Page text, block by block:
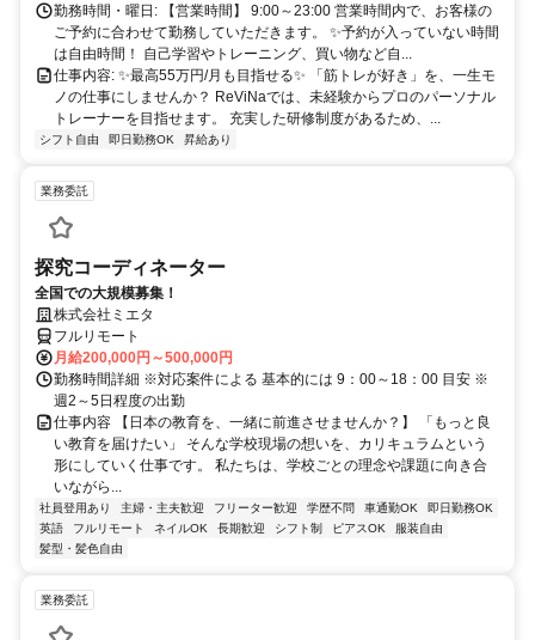
勤務時間・曜日: 【営業時間】 9:00～23:00 営業時間内で、お客様の
ご予約に合わせて勤務していただきます。 ✨予約が入っていない時間
は自由時間！ 自己学習やトレーニング、買い物など自...
仕事内容: ✨最高55万円/月も目指せる✨ 「筋トレが好き」を、一生モ
ノの仕事にしませんか？ ReViNaでは、未経験からプロのパーソナル
トレーナーを目指せます。 充実した研修制度があるため、...
シフト自由 即日勤務OK 昇給あり
業務委託
探究コーディネーター
全国での大規模募集！
株式会社ミエタ
フルリモート
月給200,000円～500,000円
勤務時間詳細 ※対応案件による 基本的には 9：00～18：00 目安 ※
週2～5日程度の出勤
仕事内容 【日本の教育を、一緒に前進させませんか？】 「もっと良
い教育を届けたい」 そんな学校現場の想いを、カリキュラムという
形にしていく仕事です。 私たちは、学校ごとの理念や課題に向き合
いながら...
社員登用あり 主婦・主夫歓迎 フリーター歓迎 学歴不問 車通勤OK
即日勤務OK
英語
フルリモート ネイルOK 長期歓迎 シフト制 ピアスOK
服装自由
髪型・髪色自由
業務委託